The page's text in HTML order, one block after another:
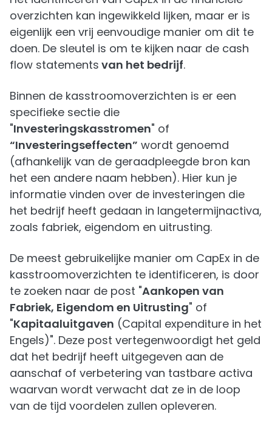
overzichten kan ingewikkeld lijken, maar er is
eigenlijk een vrij eenvoudige manier om dit te
doen. De sleutel is om te kijken naar de cash
flow statements van het bedrijf.
Binnen de kasstroomoverzichten is er een
specifieke sectie die
"Investeringskasstromen" of
“Investeringseffecten” wordt genoemd
(afhankelijk van de geraadpleegde bron kan
het een andere naam hebben). Hier kun je
informatie vinden over de investeringen die
het bedrijf heeft gedaan in langetermijnactiva,
zoals fabriek, eigendom en uitrusting.
De meest gebruikelijke manier om CapEx in de
kasstroomoverzichten te identificeren, is door
te zoeken naar de post "Aankopen van
Fabriek, Eigendom en Uitrusting" of
"Kapitaaluitgaven (Capital expenditure in het
Engels)". Deze post vertegenwoordigt het geld
dat het bedrijf heeft uitgegeven aan de
aanschaf of verbetering van tastbare activa
waarvan wordt verwacht dat ze in de loop
van de tijd voordelen zullen opleveren.